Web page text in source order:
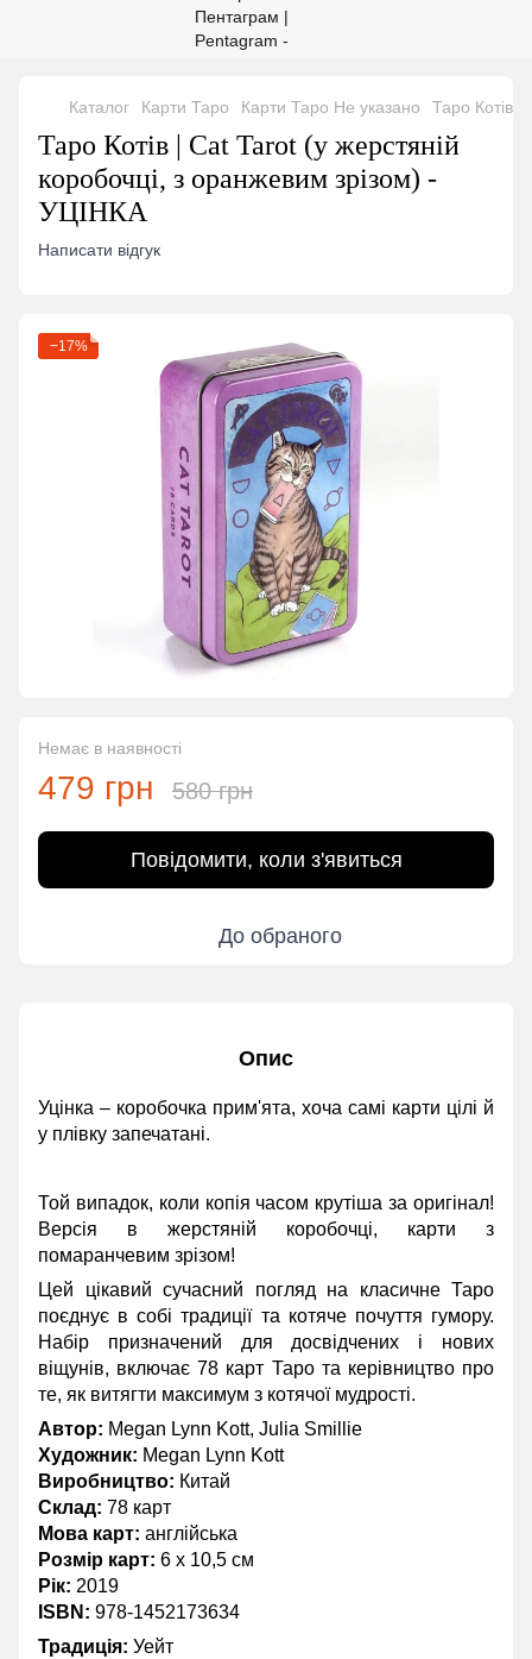
Каталог Карти Таро Карти Таро Не указано Таро Котів |
Таро Котів | Cat Tarot (у жерстяній
коробочці, з оранжевим зрізом) -
УЦІНКА
Написати відгук
−17%
Немає в наявності
479 грн 580 грн
Повідомити, коли з'явиться
До обраного
Опис
Уцінка – коробочка прим'ята, хоча самі карти цілі й
у плівку запечатані.
Той випадок, коли копія часом крутіша за оригінал!
Версія в жерстяній коробочці, карти з
помаранчевим зрізом!
Цей цікавий сучасний погляд на класичне Таро
поєднує в собі традиції та котяче почуття гумору.
Набір призначений для досвідчених і нових
віщунів, включає 78 карт Таро та керівництво про
те, як витягти максимум з котячої мудрості.
Автор: Megan Lynn Kott, Julia Smillie
Художник: Megan Lynn Kott
Виробництво: Китай
Склад: 78 карт
Мова карт: англійська
Розмір карт: 6 х 10,5 см
Рік: 2019
ISBN: 978-1452173634
Традиція: Уейт